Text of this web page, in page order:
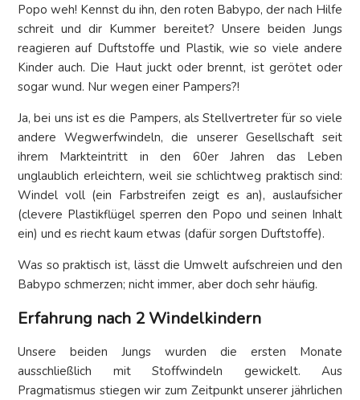
Popo weh! Kennst du ihn, den roten Babypo, der nach Hilfe
schreit und dir Kummer bereitet? Unsere beiden Jungs
reagieren auf Duftstoffe und Plastik, wie so viele andere
Kinder auch. Die Haut juckt oder brennt, ist gerötet oder
sogar wund. Nur wegen einer Pampers?!
Ja, bei uns ist es die Pampers, als Stellvertreter für so viele
andere Wegwerfwindeln, die unserer Gesellschaft seit
ihrem Markteintritt in den 60er Jahren das Leben
unglaublich erleichtern, weil sie schlichtweg praktisch sind:
Windel voll (ein Farbstreifen zeigt es an), auslaufsicher
(clevere Plastikflügel sperren den Popo und seinen Inhalt
ein) und es riecht kaum etwas (dafür sorgen Duftstoffe).
Was so praktisch ist, lässt die Umwelt aufschreien und den
Babypo schmerzen; nicht immer, aber doch sehr häufig.
Erfahrung nach 2 Windelkindern
Unsere beiden Jungs wurden die ersten Monate
ausschließlich mit Stoffwindeln gewickelt. Aus
Pragmatismus stiegen wir zum Zeitpunkt unserer jährlichen